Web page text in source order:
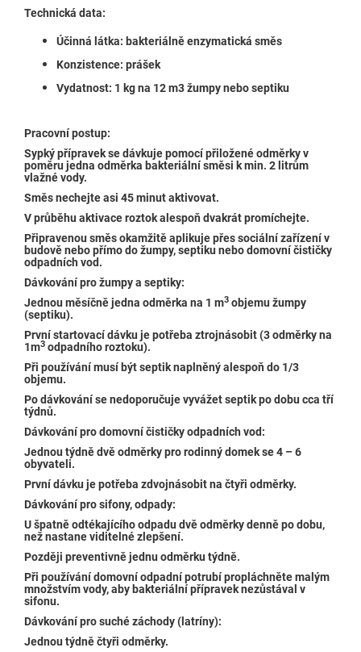
Technická data:
Účinná látka: bakteriálně enzymatická směs
Konzistence: prášek
Vydatnost: 1 kg na 12 m3 žumpy nebo septiku
Pracovní postup:
Sypký přípravek se dávkuje pomocí přiložené odměrky v
poměru jedna odměrka bakteriální směsi k min. 2 litrům
vlažné vody.
Směs nechejte asi 45 minut aktivovat.
V průběhu aktivace roztok alespoň dvakrát promíchejte.
Připravenou směs okamžitě aplikuje přes sociální zařízení v
budově nebo přímo do žumpy, septiku nebo domovní čističky
odpadních vod.
Dávkování pro žumpy a septiky:
Jednou měsíčně jedna odměrka na 1 m3 objemu žumpy
(septiku).
První startovací dávku je potřeba ztrojnásobit (3 odměrky na
1m3 odpadního roztoku).
Při používání musí být septik naplněný alespoň do 1/3
objemu.
Po dávkování se nedoporučuje vyvážet septik po dobu cca tří
týdnů.
Dávkování pro domovní čističky odpadních vod:
Jednou týdně dvě odměrky pro rodinný domek se 4 – 6
obyvateli.
První dávku je potřeba zdvojnásobit na čtyři odměrky.
Dávkování pro sifony, odpady:
U špatně odtékajícího odpadu dvě odměrky denně po dobu,
než nastane viditelné zlepšení.
Později preventivně jednu odměrku týdně.
Při používání domovní odpadní potrubí propláchněte malým
množstvím vody, aby bakteriální přípravek nezůstával v
sifonu.
Dávkování pro suché záchody (latríny):
Jednou týdně čtyři odměrky.